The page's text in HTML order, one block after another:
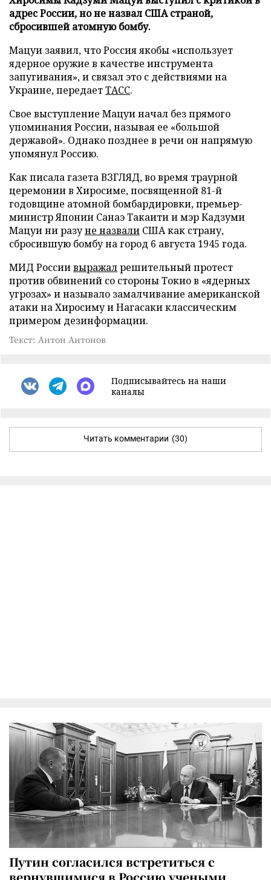
адрес России, но не назвал США страной,
сбросившей атомную бомбу.
Мацуи заявил, что Россия якобы «использует
ядерное оружие в качестве инструмента
запугивания», и связал это с действиями на
Украине, передаетТАСС.
Свое выступление Мацуи начал без прямого
упоминания России, называя ее «большой
державой». Однако позднее в речи он напрямую
упомянул Россию.
Как писала газета ВЗГЛЯД, во время траурной
церемонии в Хиросиме, посвященной 81-й
годовщине атомной бомбардировки, премьер-
министр Японии Санаэ Такаити и мэр Кадзуми
Мацуи ни разуне назвали США как страну,
сбросившую бомбу на город 6 августа 1945 года.
МИД Россиивыражалрешительный протест
против обвинений со стороны Токио в «ядерных
угрозах» и называло замалчивание американской
атаки на Хиросиму и Нагасаки классическим
примером дезинформации.
Текст: Антон Антонов
Подписывайтесь на наши
каналы
Читать комментарии (30)
Путин согласился встретиться с